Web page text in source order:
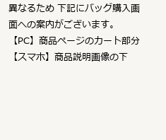
異なるため下記にバッグ購入画
面への案内がございます。
【PC】商品ページのカート部分
【スマホ】商品説明画像の下